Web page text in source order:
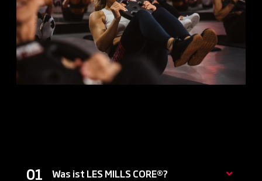
Was ist LES MILLS CORE®?